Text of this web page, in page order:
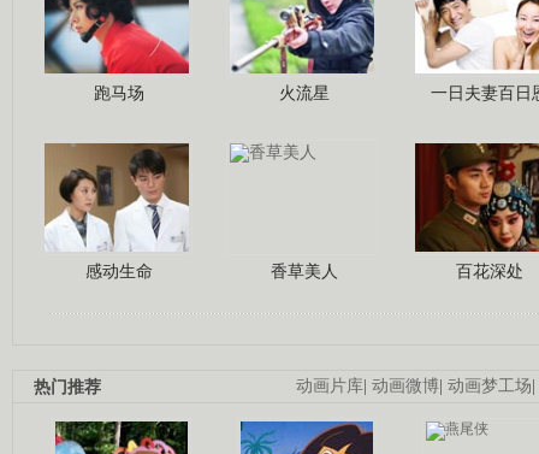
跑马场 火流星 一日夫妻百日
感动生命 香草美人 百花深处
动画片库| 动画微博| 动画梦工场|
热门推荐